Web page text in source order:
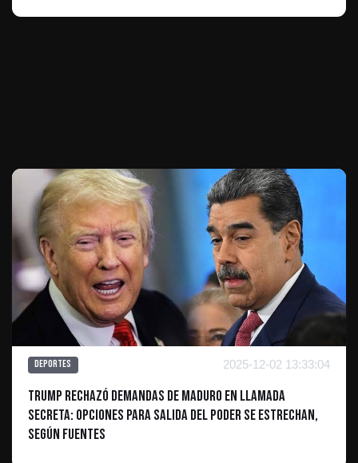
Deportes 2025-12-02 13:33:04
Trump rechazó demandas de Maduro en llamada
secreta: opciones para salida del poder se estrechan,
según fuentes